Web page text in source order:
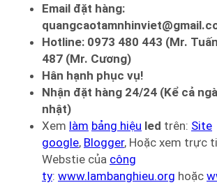
Email đặt hàng:
Hotline: 0973 480 443 (Mr.
487 (Mr. Cương)
Hân hạnh phục vụ!
Nhận đặt hàng 24/24 (Kể cả
nhật)
Xem làm bảng hiệu led trên: Site
google, Blogger, Hoặc xem trực
Webstie của công
ty: www.lambanghieu.org hoặc